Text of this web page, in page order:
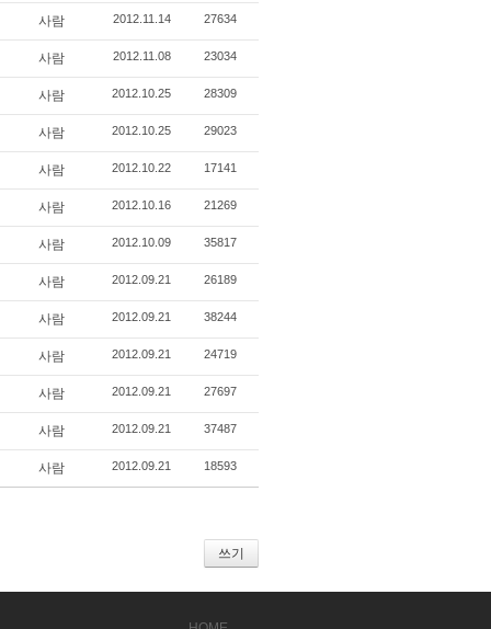
사람 2012.11.14 27634
사람 2012.11.08 23034
사람 2012.10.25 28309
사람 2012.10.25 29023
사람 2012.10.22 17141
사람 2012.10.16 21269
사람 2012.10.09 35817
사람 2012.09.21 26189
사람 2012.09.21 38244
사람 2012.09.21 24719
사람 2012.09.21 27697
사람 2012.09.21 37487
사람 2012.09.21 18593
쓰기